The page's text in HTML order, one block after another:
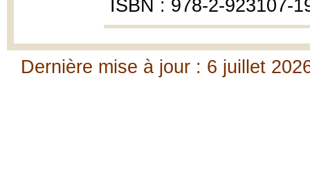
ISBN : 978-2-923107-
Dernière mise à jour : 6 juillet